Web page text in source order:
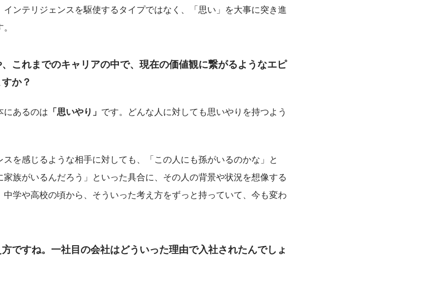
ンテリジェンスを駆使するタイプではなく、「思い」を大事に突き進
これまでのキャリアの中で、現在の価値観に繋がるようなエピ
か？
にあるのは 「思いやり」 です。どんな人に対しても思いやりを持つよう
を感じるような相手に対しても、「この人にも孫がいるのかな」と
族がいるんだろう」といった具合に、その人の背景や状況を想像する
中学や高校の頃から、そういった考え方をずっと持っていて、今も変わ
ですね。一社目の会社はどういった理由で入社されたんでしょ